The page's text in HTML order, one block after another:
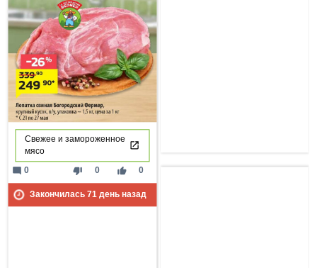
Свежее и замороженное
мясо
thumb_down 0 thumb_up 0
mode_comment 0
Закончилась 71день назад